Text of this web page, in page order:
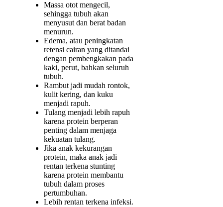
Massa otot mengecil,
sehingga tubuh akan
menyusut dan berat badan
menurun.
Edema, atau peningkatan
retensi cairan yang ditandai
dengan pembengkakan pada
kaki, perut, bahkan seluruh
tubuh.
Rambut jadi mudah rontok,
kulit kering, dan kuku
menjadi rapuh.
Tulang menjadi lebih rapuh
karena protein berperan
penting dalam menjaga
kekuatan tulang.
Jika anak kekurangan
protein, maka anak jadi
rentan terkena stunting
karena protein membantu
tubuh dalam proses
pertumbuhan.
Lebih rentan terkena infeksi.